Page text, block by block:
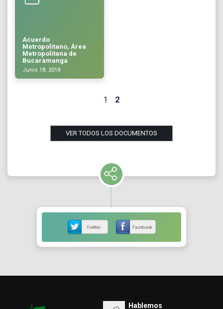
Acuerdo
Metropolitano, Área
Metropolitana de
Bucaramanga
Junio 18, 2018
1 2
VER TODOS LOS DOCUMENTOS
Hablemos